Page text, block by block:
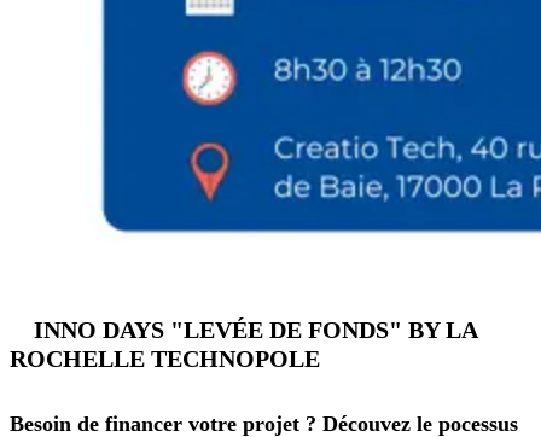
INNO DAYS "LEVÉE DE FONDS" BY LA
ROCHELLE TECHNOPOLE
Besoin de financer votre projet ? Découvez le pocessus